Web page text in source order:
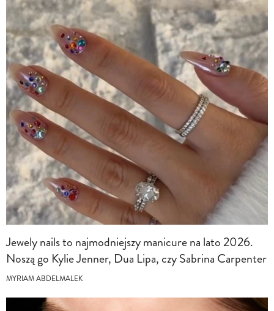
Jewely nails to najmodniejszy manicure na lato 2026.
Noszą go Kylie Jenner, Dua Lipa, czy Sabrina Carpenter
MYRIAM ABDELMALEK